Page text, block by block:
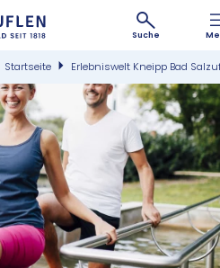
Suche
Startseite Erlebniswelt Kneipp Bad